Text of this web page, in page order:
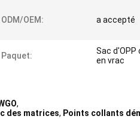
ODM/OEM: a accepté
Paquet:
Sac d'OPP
en vrac
,
des matrices, Points collants